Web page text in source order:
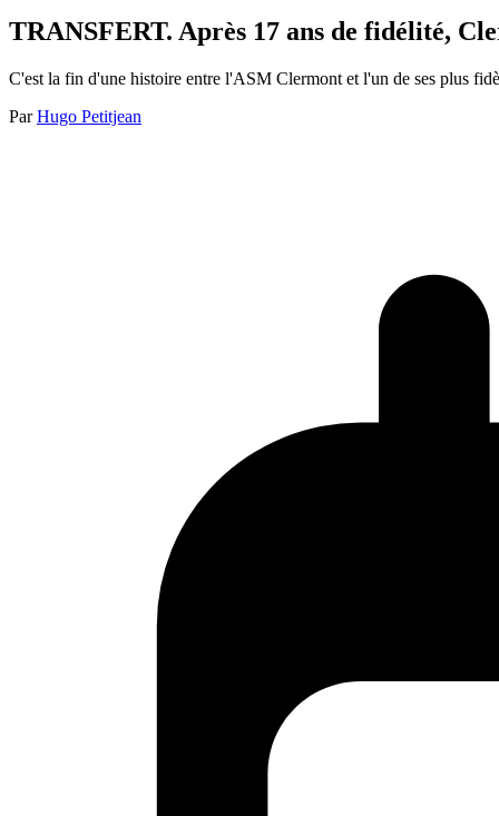
TRANSFERT. Après 17 ans de fidélité,
C'est la fin d'une histoire entre l'ASM Clermont et l'un de ses plus
Par Hugo Petitjean